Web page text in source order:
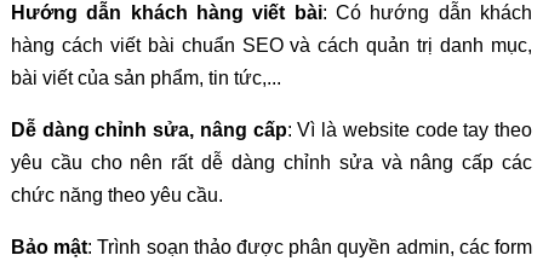
Hướng dẫn khách hàng viết bài: Có hướng dẫn khách
hàng cách viết bài chuẩn SEO và cách quản trị danh mục,
bài viết của sản phẩm, tin tức,...
Dễ dàng chỉnh sửa, nâng cấp: Vì là website code tay theo
yêu cầu cho nên rất dễ dàng chỉnh sửa và nâng cấp các
chức năng theo yêu cầu.
Bảo mật: Trình soạn thảo được phân quyền admin, các form